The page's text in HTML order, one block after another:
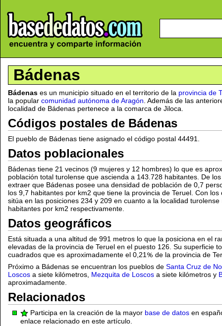
Bádenas
Bádenas es un municipio situado en el territorio de la provincia de
la popular comunidad autónoma de Aragón . Además de las
localidad de Bádenas pertenece a la comarca de Jiloca.
Códigos postales de Bádenas
El pueblo de Bádenas tiene asignado el código postal 44491.
Datos poblacionales
Bádenas tiene 21 vecinos (9 mujeres y 12 hombres) lo que es
población total turolense que ascienda a 143.728 habitantes. De
extraer que Bádenas posee una densidad de población de 0,7
los 9,7 habitantes por km2 que tiene la provincia de Teruel. Con
sitúa en las posiciones 234 y 209 en cuanto a la localidad
habitantes por km2 respectivamente.
Datos geográficos
Está situada a una altitud de 991 metros lo que la posiciona en el
elevadas de la provincia de Teruel en el puesto 126. Su superficie
cuadrados que es aproximadamente el 0,21
de la provincia de
Próximo a Bádenas se encuentran los pueblos de Santa Cruz de
Loscos a siete kilómetros, Mezquita de Loscos a siete kilómetros y
aproximadamente.
Relacionados
Participa en la creación de la mayor base de datos en
enlace relacionado en este artículo.